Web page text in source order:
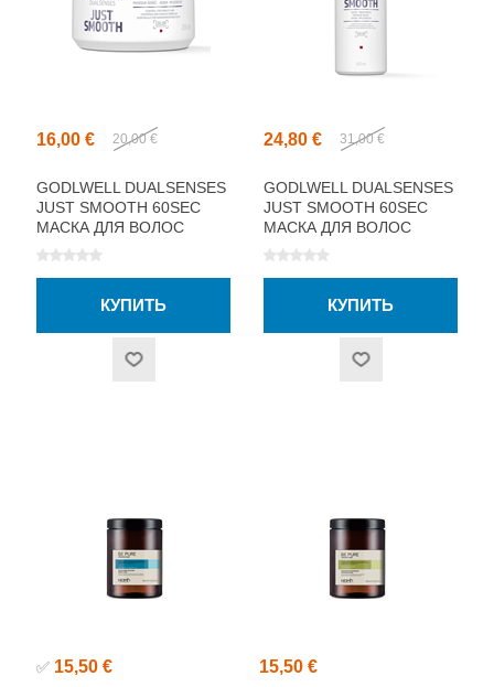
16,00 € 20,00 €
GODLWELL DUALSENSES
JUST SMOOTH 60SEC
МАСКА ДЛЯ ВОЛОС
200МЛ
24,80 € 31,00 €
GODLWELL DUALSENSES
JUST SMOOTH 60SEC
МАСКА ДЛЯ ВОЛОС
500МЛ
✅ 15,50 € 15,50 €